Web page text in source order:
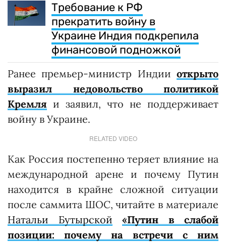
Требование к РФ
прекратить войну в
Украине Индия подкрепила
финансовой подножкой
Ранее премьер-министр Индии открыто
выразил недовольство политикой
Кремля и заявил, что не поддерживает
войну в Украине.
RELATED VIDEO
Как Россия постепенно теряет влияние на
международной арене и почему Путин
находится в крайне сложной ситуации
после саммита ШОС, читайте в материале
Натальи Бутырской
«Путин в слабой
позиции: почему на встречи с ним